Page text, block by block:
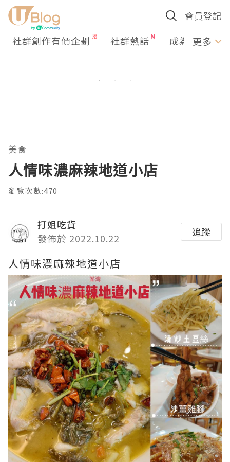
會員登記
社群創作有價企劃 社群熱話 成為U更多
美食
人情味濃麻辣地道小店
瀏覽次數:470
打姐吃貨
發佈於 2022.10.22
追蹤
人情味濃麻辣地道小店